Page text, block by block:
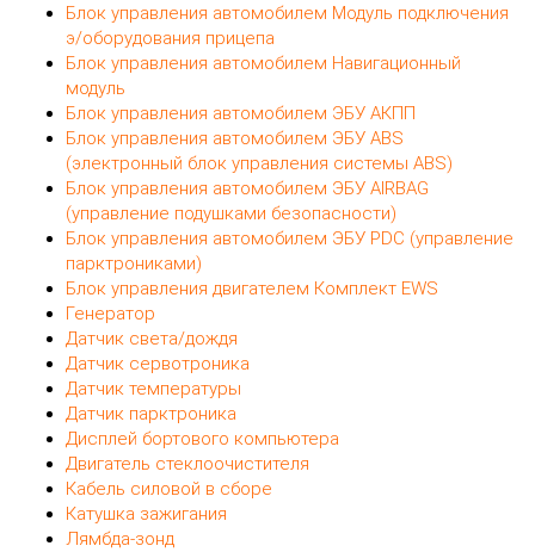
Блок управления автомобилем Модуль подключения
э/оборудования прицепа
Блок управления автомобилем Навигационный
модуль
Блок управления автомобилем ЭБУ АКПП
Блок управления автомобилем ЭБУ ABS
(электронный блок управления системы ABS)
Блок управления автомобилем ЭБУ AIRBAG
(управление подушками безопасности)
Блок управления автомобилем ЭБУ PDC (управление
парктрониками)
Блок управления двигателем Комплект EWS
Генератор
Датчик света/дождя
Датчик сервотроника
Датчик температуры
Датчик парктроника
Дисплей бортового компьютера
Двигатель стеклоочистителя
Кабель силовой в сборе
Катушка зажигания
Лямбда-зонд